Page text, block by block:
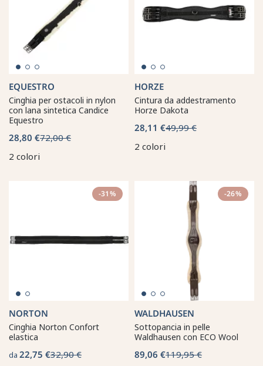
EQUESTRO
Cinghia per ostacoli in nylon
con lana sintetica Candice
Equestro
28,80 €72,00 €
2 colori
HORZE
Cintura da addestramento
Horze Dakota
28,11 €49,99 €
2 colori
-31%
NORTON
Cinghia Norton Confort
elastica
da 22,75 €32,90 €
-26%
WALDHAUSEN
Sottopancia in pelle
Waldhausen con ECO Wool
89,06 €119,95 €